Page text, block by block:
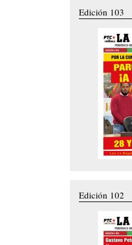
Edición 103
Edición 102